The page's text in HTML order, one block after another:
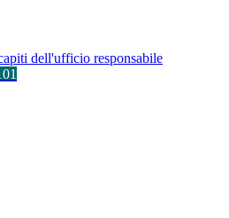
dell'ufficio responsabile